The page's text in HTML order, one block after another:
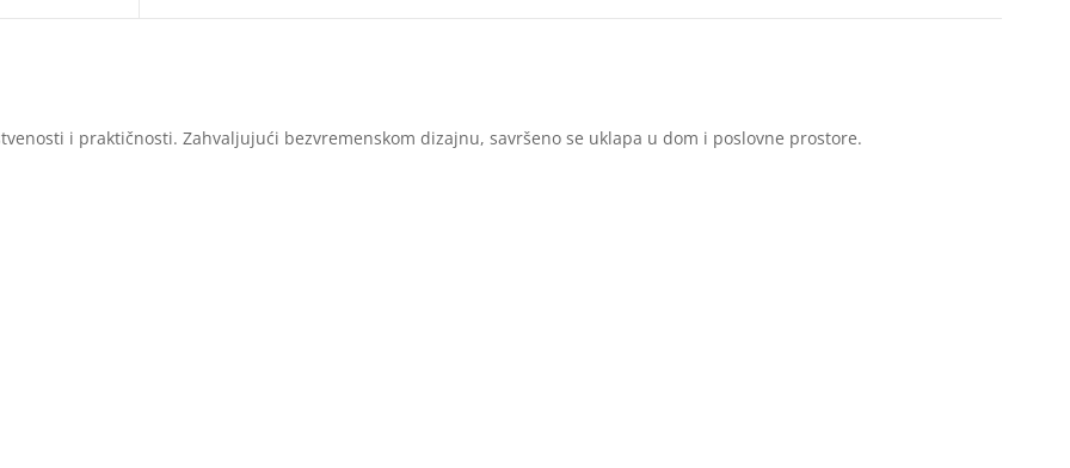
i praktičnosti. Zahvaljujući bezvremenskom dizajnu, savršeno se uklapa u dom i poslovne prostore.